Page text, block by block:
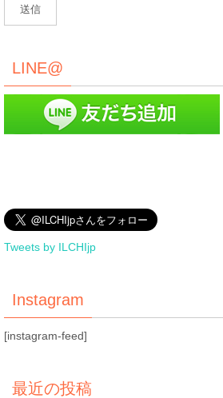
LINE@
Tweets by ILCHIjp
Instagram
[instagram-feed]
最近の投稿